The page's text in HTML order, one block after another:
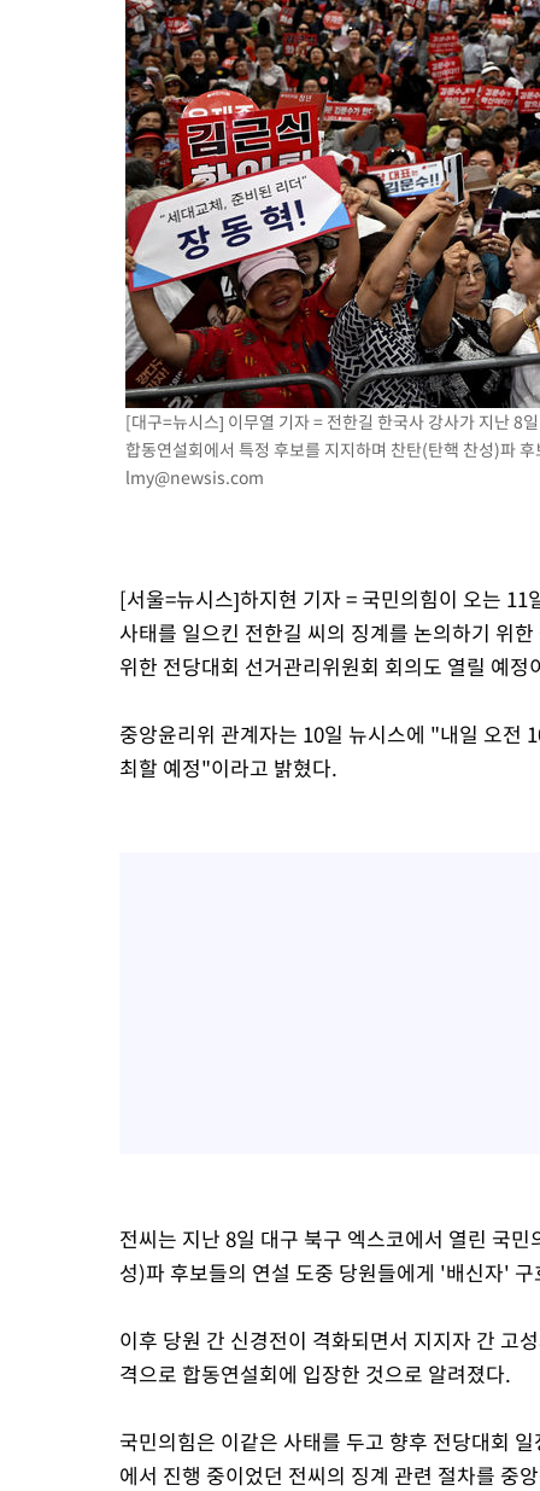
[대구=뉴시스] 이무열 기자 = 전한길 한국사 강사가 지난 8
합동연설회에서 특정 후보를 지지하며 찬탄(탄핵 찬성)파
lmy@newsis.com
[서울=뉴시스]하지현 기자 = 국민의힘이 오는
사태를 일으킨 전한길 씨의 징계를 논의하기 위
위한 전당대회 선거관리위원회 회의도 열릴 예정
중앙윤리위 관계자는 10일 뉴시스에 "내일 오전
최할 예정"이라고 밝혔다.
전씨는 지난 8일 대구 북구 엑스코에서 열린 국
성)파 후보들의 연설 도중 당원들에게 '배신자'
이후 당원 간 신경전이 격화되면서 지지자 간 고
격으로 합동연설회에 입장한 것으로 알려졌다.
국민의힘은 이같은 사태를 두고 향후 전당대회
에서 진행 중이었던 전씨의 징계 관련 절차를 중